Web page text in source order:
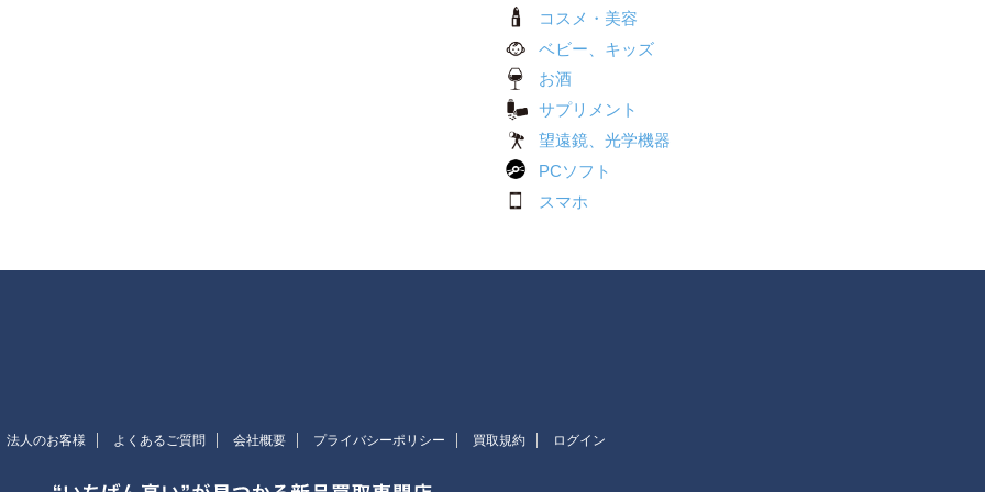
コスメ・美容
ベビー、キッズ
お酒
サプリメント
望遠鏡、光学機器
PCソフト
スマホ
法人のお客様 よくあるご質問 会社概要 プライバシーポリシー 買取規約 ログイン